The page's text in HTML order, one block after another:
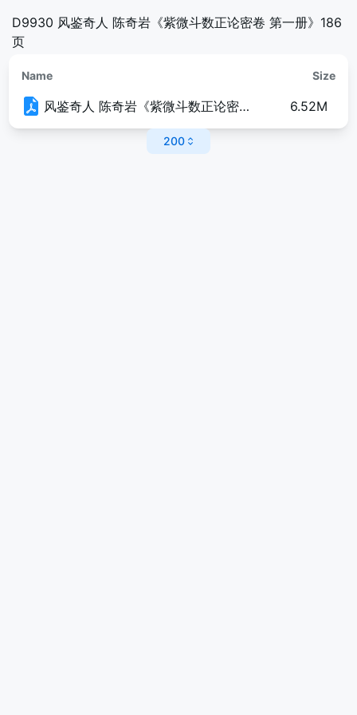
D9930 风鉴奇人 陈奇岩《紫微斗数正论密卷 第一册》186
页
Name Size
风鉴奇人 陈奇岩《紫微斗数正论密卷 第一册》186页.pdf 6.52M
200